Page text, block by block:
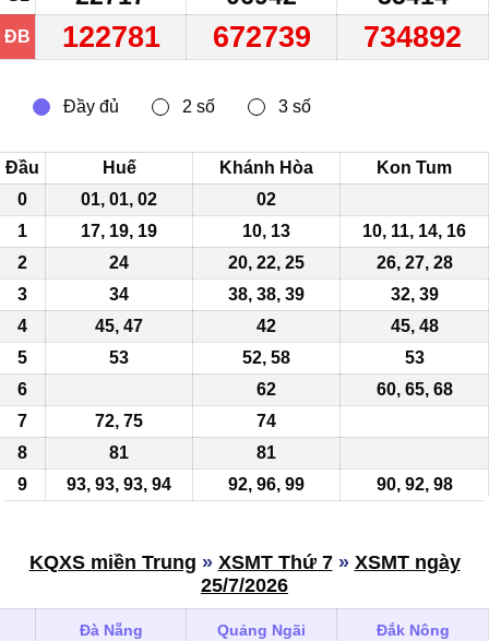
ĐB 122781 672739 734892
Đầu Huế Khánh Hòa
Kon Tum
0
01, 01, 02
02
1
17, 19, 19 10, 13
10, 11, 14, 16
2
24 20, 22, 25
26, 27, 28
3
34 38, 38, 39
32, 39
4
45, 47 42
45, 48
5
53 52, 58
53
6
62
60, 65, 68
7
72, 75
74
8
81
81
9
93, 93, 93, 94 92, 96, 99 90, 92, 98
KQXS miền Trung » XSMT Thứ 7» XSMT ngày
25/7/2026
Đà Nẵng Quảng Ngãi Đắk Nông